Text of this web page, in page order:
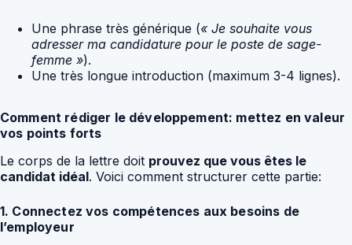
Une phrase très générique (« Je souhaite vous
adresser ma candidature pour le poste de sage-
femme »).
Une très longue introduction (maximum 3-4 lignes).
Comment rédiger le développement: mettez en valeur
vos points forts
Le corps de la lettre doit prouvez que vous êtes le
candidat idéal. Voici comment structurer cette partie:
1. Connectez vos compétences aux besoins de
l’employeur